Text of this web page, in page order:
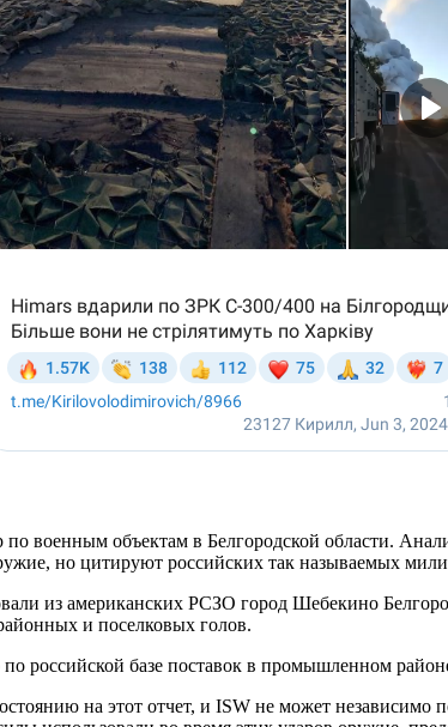
военным объектам в Белгородской области.
но цитируют российских так называемых
из американских РСЗО город Шебекино
и поселковых голов.
российской базе поставок в промышленном
на этот отчет, и ISW не может независимо